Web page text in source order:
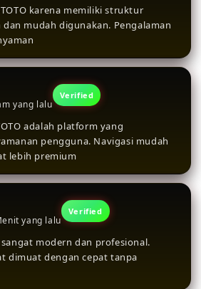
karena memiliki struktur
mudah digunakan. Pengalaman
yang lalu
Verified
adalah platform yang
pengguna. Navigasi mudah
lebih premium
yang lalu
Verified
sangat modern dan profesional.
dimuat dengan cepat tanpa